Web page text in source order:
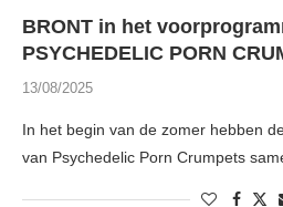
BRONT in het
PSYCHEDELIC PORN
13/08/2025
In het begin van de zomer hebben
van Psychedelic Porn Crumpets